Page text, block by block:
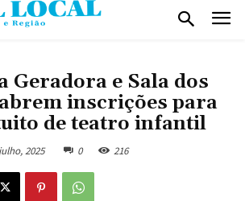
Geradora e Sala dos
inscrições para
de teatro infantil
2025 0 216